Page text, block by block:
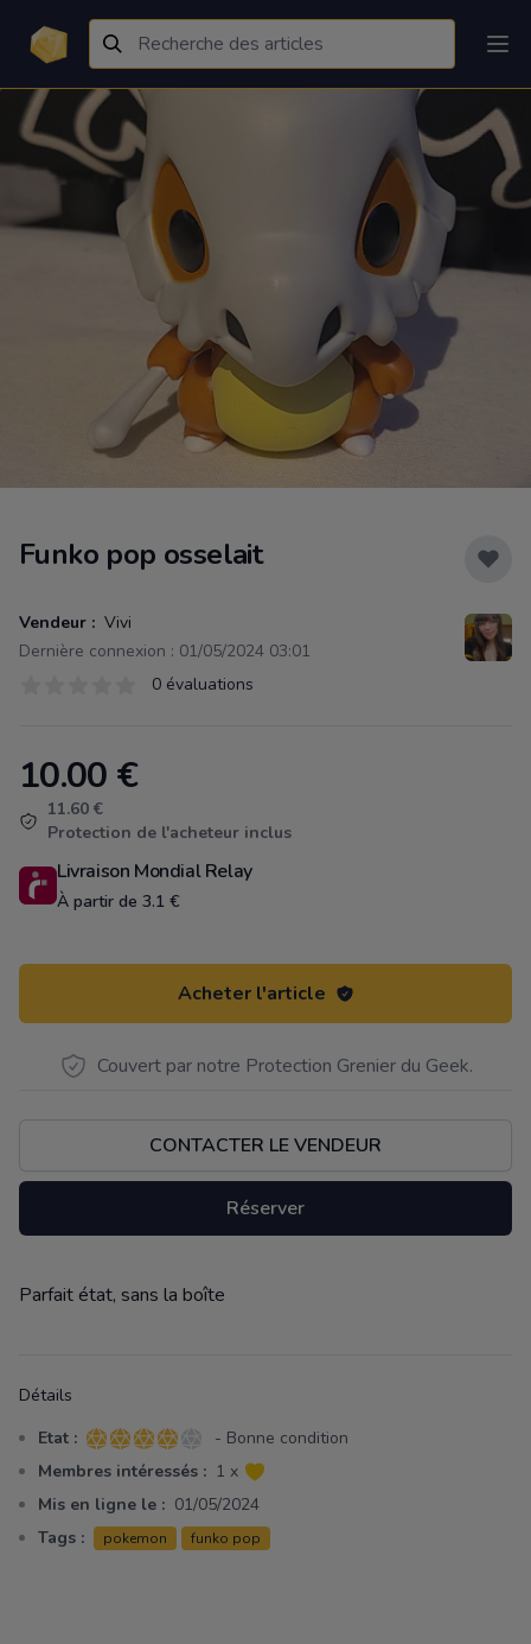
Funko pop osselait
Vendeur : Vivi
Dernière connexion : 01/05/2024 03:01
0 évaluations
Product information
10.00 €
11.60 €
Protection de l'acheteur inclus
Livraison Mondial Relay
À partir de 3.1 €
Acheter l'article
Couvert par notre Protection Grenier du Geek.
CONTACTER LE VENDEUR
Réserver
Description
Parfait état, sans la boîte
Détails
Etat : 4 sur 5 étoiles
- Bonne condition
Membres intéressés : 1 x
Mis en ligne le : 01/05/2024
Tags :
pokemon funko pop